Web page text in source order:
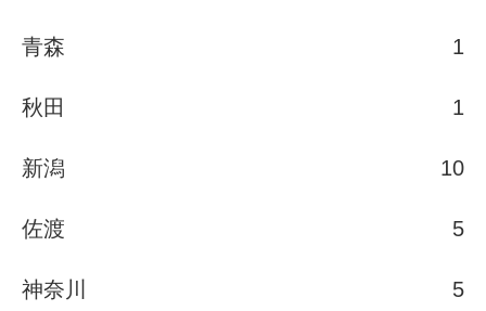
青森 1
秋田 1
新潟 10
佐渡 5
神奈川 5